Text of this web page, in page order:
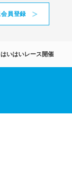
員登録
いはいレース開催